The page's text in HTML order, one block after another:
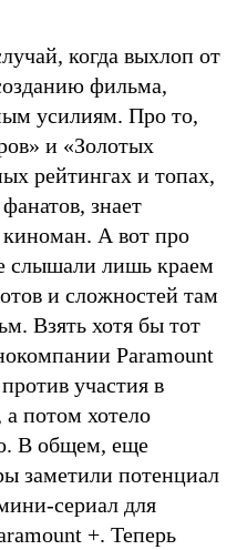
когда выхлоп от
фильма,
усилиям. Про то,
и «Золотых
рейтингах и топах,
знает
А вот про
слышали лишь краем
и сложностей там
Взять хотя бы тот
Paramount
участия в
потом хотело
В общем, еще
заметили потенциал
сериал для
+. Теперь